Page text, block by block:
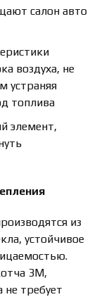
салон авто
воздуха, не
устраняя
топлива
элемент,
из
устойчивое
3М,
не требует